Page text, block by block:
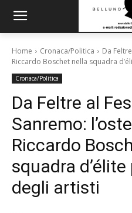
Home Cronaca/Politica
Da
Riccardo Boschet nella squadra
Cronaca/Politica
Da Feltre al
Sanremo:
Riccardo
squadra
degli artisti